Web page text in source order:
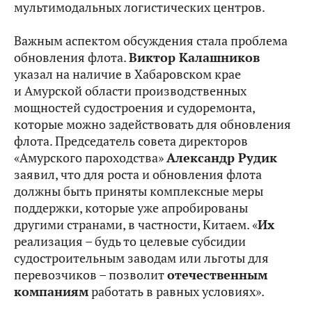
мультимодальных логистических центров.
Важным аспектом обсуждения стала проблема
обновления флота.Виктор Калашников
указал на наличие в Хабаровском крае
и Амурской области производственных
мощностей судостроения и судоремонта,
которые можно задействовать для обновления
флота. Председатель совета директоров
«Амурского пароходства»Александр Рудик
заявил, что для роста и обновления флота
должны быть приняты комплексные меры
поддержки, которые уже апробированы
другими странами, в частности, Китаем. «Их
реализация – будь то целевые субсидии
судостроительным заводам или льготы для
перевозчиков – позволитотечественным
компаниямработать в равных условиях».